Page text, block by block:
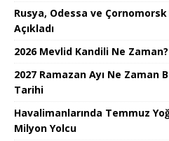
Rusya, Odessa ve Çornomorsk
Açıkladı
2026 Mevlid Kandili Ne
2027 Ramazan Ayı Ne Zaman
Tarihi
Havalimanlarında Temmuz
Milyon Yolcu